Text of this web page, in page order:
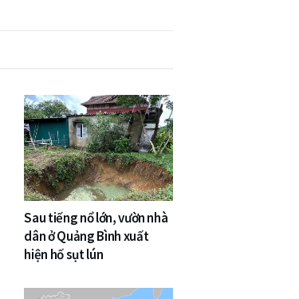
Sau tiếng nổ lớn, vườn nhà
dân ở Quảng Bình xuất
hiện hố sụt lún